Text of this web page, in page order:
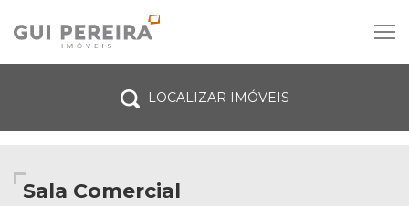
LOCALIZAR IMÓVEIS
Dormitórios
Sala Comercial